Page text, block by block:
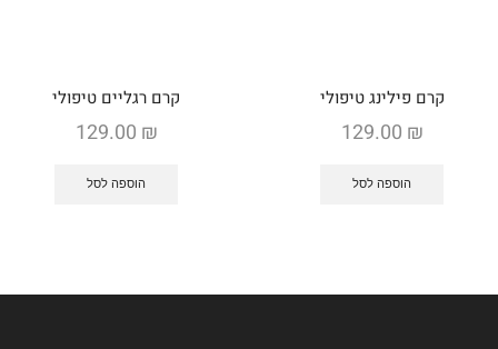
קרם פילינג טיפולי
129.00 ₪
הוספה לסל
קרם רגליים טיפולי
129.00 ₪
הוספה לסל